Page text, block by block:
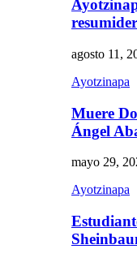
agosto 11,
Ayotzinapa
Muere
Ángel
mayo 29,
Ayotzinapa